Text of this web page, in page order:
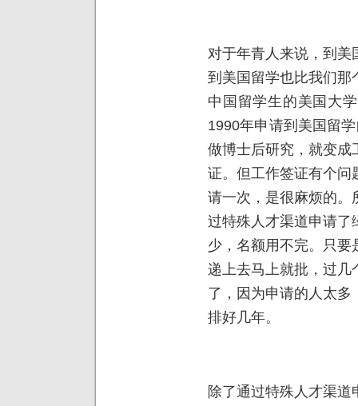
对于年青人来说，到
到美国留学也比我们那
中国留学生的美国大
1990年申请到美国留
做博士后研究，就变成
证。但工作签证有个问
请一次，是很麻烦的。
过特殊人才渠道申请了
少，名额用不完。只
递上去马上就批，过几
了，因为申请的人太
排好几年。
除了通过特殊人才渠